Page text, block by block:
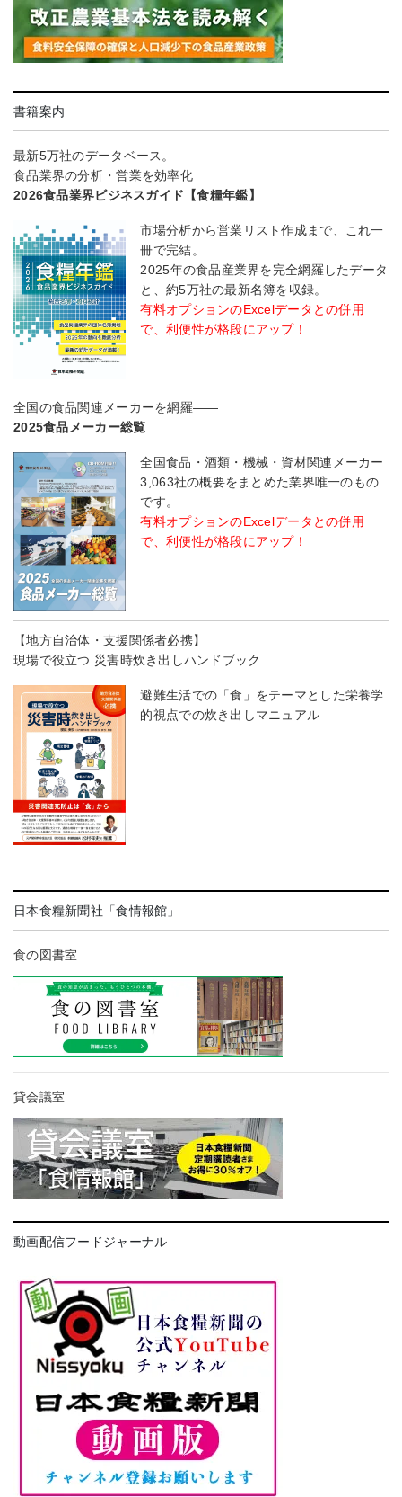
書籍案内
最新5万社のデータベース。
食品業界の分析・営業を効率化
2026食品業界ビジネスガイド【食糧年鑑】
市場分析から営業リスト作成まで、これ一
冊で完結。
2025年の食品産業界を完全網羅したデータ
と、約5万社の最新名簿を収録。
有料オプションのExcelデータとの併用
で、利便性が格段にアップ！
全国の食品関連メーカーを網羅――
2025食品メーカー総覧
全国食品・酒類・機械・資材関連メーカー
3,063社の概要をまとめた業界唯一のもの
です。
有料オプションのExcelデータとの併用
で、利便性が格段にアップ！
【地方自治体・支援関係者必携】
現場で役立つ 災害時炊き出しハンドブック
避難生活での「食」をテーマとした栄養学
的視点での炊き出しマニュアル
日本食糧新聞社「食情報館」
食の図書室
貸会議室
動画配信フードジャーナル